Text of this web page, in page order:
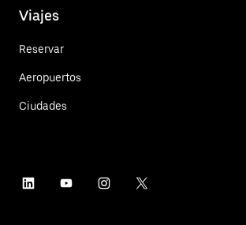
Viajes
Reservar
Aeropuertos
Ciudades